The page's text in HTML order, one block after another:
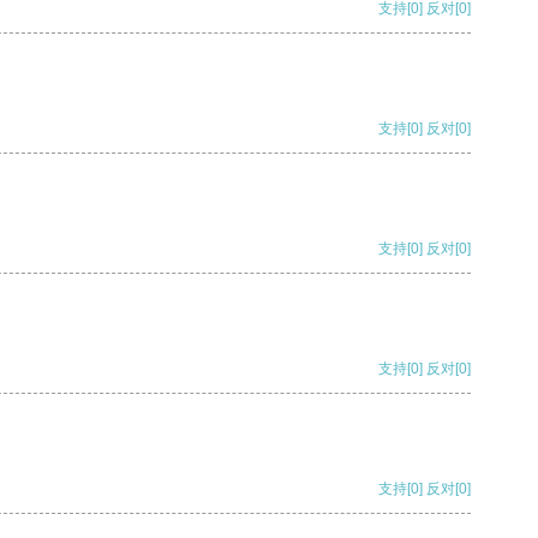
支持[0] 反对[0]
支持[0] 反对[0]
支持[0] 反对[0]
支持[0] 反对[0]
支持[0] 反对[0]